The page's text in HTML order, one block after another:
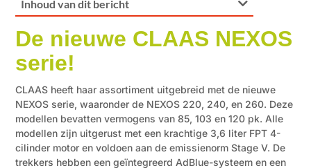
Inhoud van dit bericht
De nieuwe CLAAS NEXOS
serie!
CLAAS heeft haar assortiment uitgebreid met de nieuwe
NEXOS serie, waaronder de NEXOS 220, 240, en 260. Deze
modellen bevatten vermogens van 85, 103 en 120 pk. Alle
modellen zijn uitgerust met een krachtige 3,6 liter FPT 4-
cilinder motor en voldoen aan de emissienorm Stage V. De
trekkers hebben een geïntegreerd AdBlue-systeem en een